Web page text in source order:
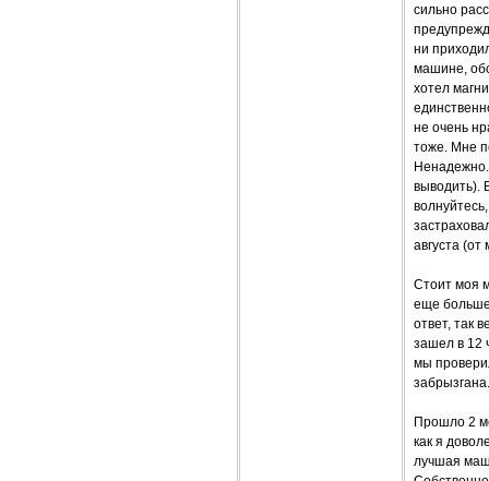
сильно
ни
машине,
хотел
не очень
тоже. Мне
Ненадежно.
выводить).
августа
Стоит моя
еще больше
ответ, так
зашел в 12
мы
забрызгана.
Прошло 2
как я
лучшая